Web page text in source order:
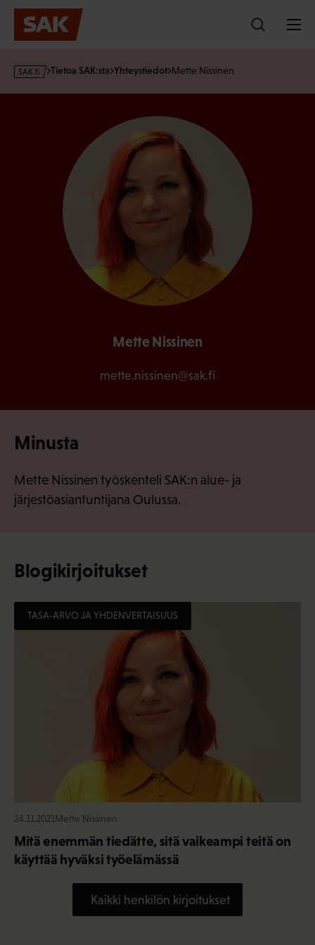
Hyppää
sisältöön
s
Tietoa SAK:sta Yhteystiedot Mette Nissinen
Mette Nissinen
mette.nissinen@sak.fi
Minusta
Mette Nissinen työskenteli SAK:n alue- ja
järjestöasiantuntijana Oulussa.
Blogikirjoitukset
TASA-ARVO JA YHDENVERTAISUUS
24.11.2021Mette Nissinen
Mitä enemmän tiedätte, sitä vaikeampi teitä on
käyttää hyväksi työelämässä
Kaikki henkilön kirjoitukset